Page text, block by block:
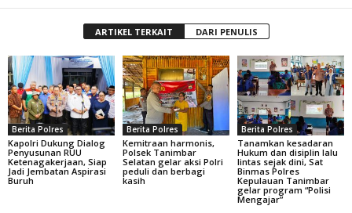
ARTIKEL TERKAIT DARI PENULIS
Berita Polres
Kapolri Dukung Dialog
Penyusunan RUU
Ketenagakerjaan, Siap
Jadi Jembatan Aspirasi
Buruh
Berita Polres
Kemitraan harmonis,
Polsek Tanimbar
Selatan gelar aksi Polri
peduli dan berbagi
kasih
Berita Polres
Tanamkan kesadaran
Hukum dan disiplin lalu
lintas sejak dini, Sat
Binmas Polres
Kepulauan Tanimbar
gelar program “Polisi
Mengajar”